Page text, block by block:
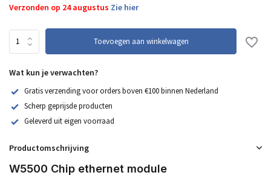
Verzonden op 24 augustus Zie hier
Toevoegen aan winkelwagen
Wat kun je verwachten?
Gratis verzending voor orders boven €100 binnen Nederland
Scherp geprijsde producten
Geleverd uit eigen voorraad
Productomschrijving
W5500 Chip ethernet module